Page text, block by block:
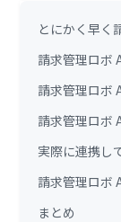
とにかく早く
請求管理ロボ
請求管理ロボ
請求管理ロボ
実際に連携し
請求管理ロボ
まとめ